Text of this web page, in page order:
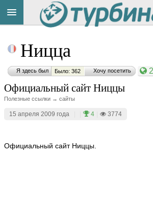
Ницца
Я здесь был Было: 362 Хочу посетить
Официальный сайт Ниццы
Полезные ссылки → сайты
15 апреля 2009 года 4 3774
Официальный сайт Ниццы.
на
сайте: